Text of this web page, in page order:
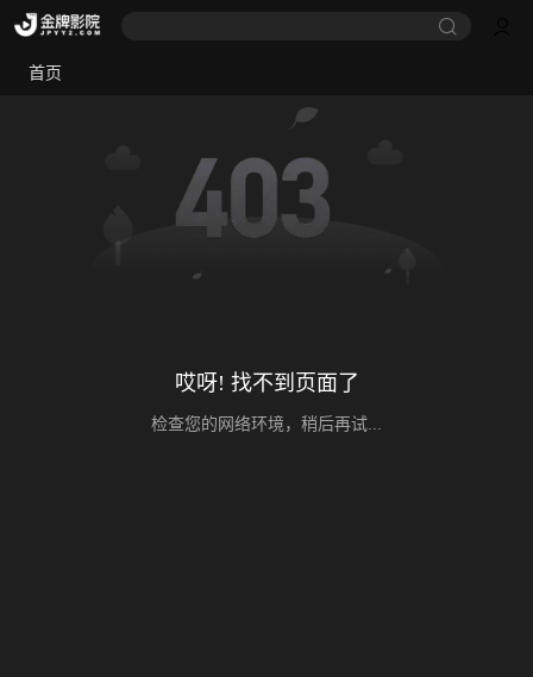
首页
哎呀! 找不到页面了
检查您的网络环境，稍后再试...